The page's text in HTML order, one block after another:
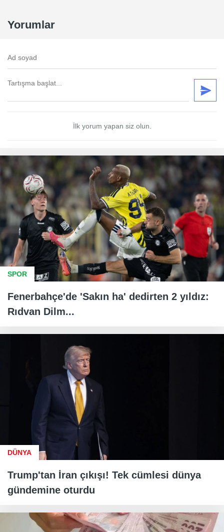
Yorumlar
İlk yorum yapan siz olun.
SPOR
Fenerbahçe'de 'Sakın ha' dedirten 2 yıldız:
Rıdvan Dilm...
DÜNYA
Trump'tan İran çıkışı! Tek cümlesi dünya
gündemine oturdu